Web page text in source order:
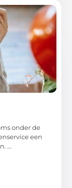
onder de
een
...